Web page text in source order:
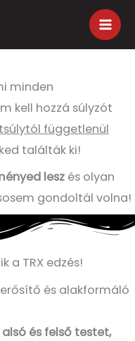
minden
kell hozzá súlyzót
függetlenül
találták ki!
lesz és olyan
gondoltál volna!
a TRX edzés!
erősítő és alakformáló
és felső testet,